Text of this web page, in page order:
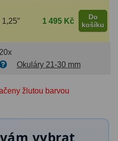
1 495 Kč
Do
košíku
20x
Okuláry 21-30 mm
žlutou barvou
vybrat